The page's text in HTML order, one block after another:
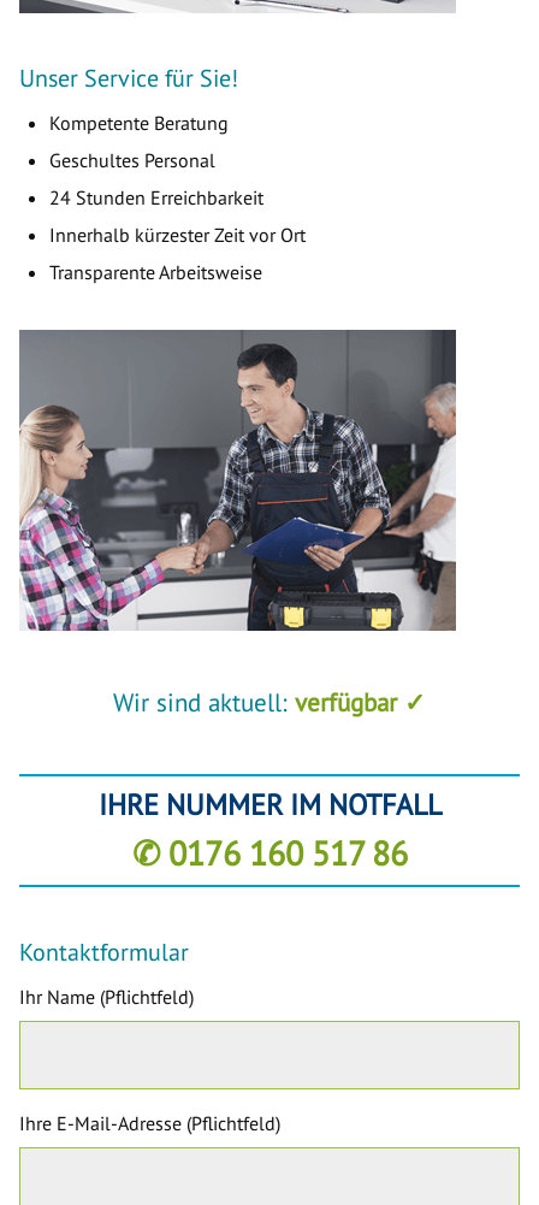
Unser Service für Sie!
Kompetente Beratung
Geschultes Personal
24 Stunden Erreichbarkeit
Innerhalb kürzester Zeit vor Ort
Transparente Arbeitsweise
Wir sind aktuell: verfügbar ✓
IHRE NUMMER IM NOTFALL
✆ 0176 160 517 86
Kontaktformular
Ihr Name (Pflichtfeld)
Ihre E-Mail-Adresse (Pflichtfeld)